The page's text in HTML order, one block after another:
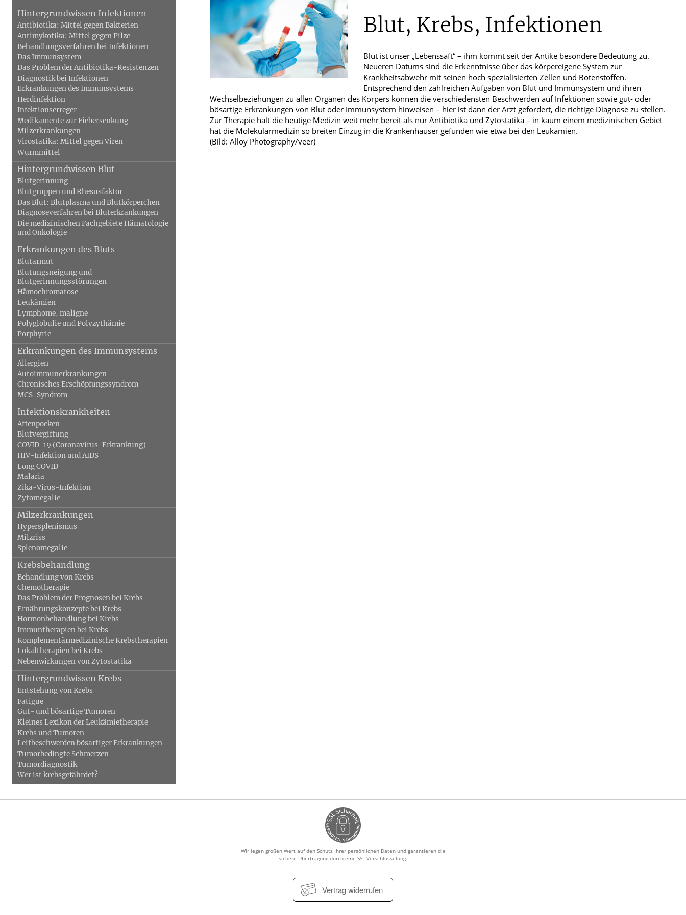
Schwerpunkt Phytotherapie
Schwerpunkt Aromatherapie
Schwerpunkt Ernährung
Blut, Krebs und Infektionen
Haut, Haare und Nägel
Psychische Erkrankungen
Schmerz- und Schlafmedizin
Männerkrankheiten
Hintergrundwissen Infektionen
Antibiotika: Mittel gegen Bakterien
Antimykotika: Mittel gegen Pilze
Behandlungsverfahren bei Infektionen
Das Immunsystem
Das Problem der Antibiotika-Resistenzen
Diagnostik bei Infektionen
Erkrankungen des Immunsystems
Herdinfektion
Infektionserreger
Medikamente zur Fiebersenkung
Milzerkrankungen
Virostatika: Mittel gegen Viren
Wurmmittel
Hintergrundwissen Blut
Blutgerinnung
Blutgruppen und Rhesusfaktor
Das Blut: Blutplasma und Blutkörperchen
Diagnoseverfahren bei Bluterkrankungen
Die medizinischen Fachgebiete Hämatologie
und Onkologie
Erkrankungen des Bluts
Blutarmut
Blutungsneigung und
Blutgerinnungsstörungen
Hämochromatose
Leukämien
Lymphome, maligne
Polyglobulie und Polyzythämie
Porphyrie
Erkrankungen des Immunsystems
Allergien
Autoimmunerkrankungen
Chronisches Erschöpfungssyndrom
MCS-Syndrom
Infektionskrankheiten
Affenpocken
Blutvergiftung
COVID-19 (Coronavirus-Erkrankung)
HIV-Infektion und AIDS
Long COVID
Malaria
Zika-Virus-Infektion
Zytomegalie
Milzerkrankungen
Hypersplenismus
Milzriss
Splenomegalie
Krebsbehandlung
Behandlung von Krebs
Chemotherapie
Das Problem der Prognosen bei Krebs
Ernährungskonzepte bei Krebs
Hormonbehandlung bei Krebs
Immuntherapien bei Krebs
Komplementärmedizinische Krebstherapien
Lokaltherapien bei Krebs
Nebenwirkungen von Zytostatika
Hintergrundwissen Krebs
Entstehung von Krebs
Fatigue
Gut- und bösartige Tumoren
Kleines Lexikon der Leukämietherapie
Krebs und Tumoren
Leitbeschwerden bösartiger Erkrankungen
Tumorbedingte Schmerzen
Tumordiagnostik
Wer ist krebsgefährdet?
Blut, Krebs, Infektionen
Blut ist unser „Lebenssaft“ – ihm kommt seit der Antike besondere Bedeutung zu.
Neueren Datums sind die Erkenntnisse über das körpereigene System zur
Krankheitsabwehr mit seinen hoch spezialisierten Zellen und Botenstoffen.
Entsprechend den zahlreichen Aufgaben von Blut und Immunsystem und ihren
Wechselbeziehungen zu allen Organen des Körpers können die verschiedensten Beschwerden auf Infektionen sowie gut- oder
bösartige Erkrankungen von Blut oder Immunsystem hinweisen – hier ist dann der Arzt gefordert, die richtige Diagnose zu stellen.
Zur Therapie hält die heutige Medizin weit mehr bereit als nur Antibiotika und Zytostatika – in kaum einem medizinischen Gebiet
hat die Molekularmedizin so breiten Einzug in die Krankenhäuser gefunden wie etwa bei den Leukämien.
(Bild: Alloy Photography/veer)
Wir legen großen Wert auf den Schutz Ihrer persönlichen Daten und garantieren die
sichere Übertragung durch eine SSL-Verschlüsselung.
Vertrag widerrufen